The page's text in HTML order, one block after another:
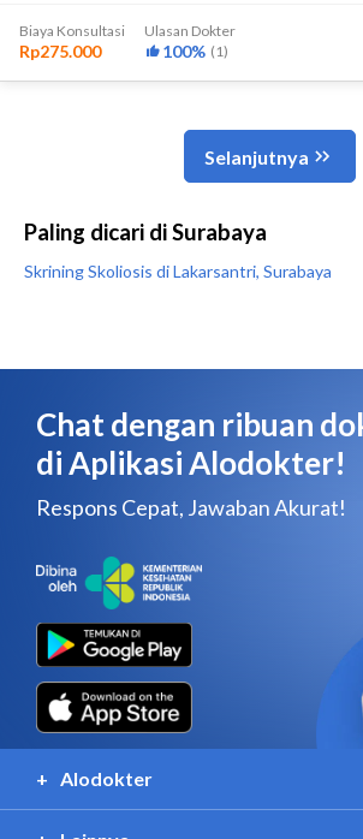
Paling dicari di Surabaya
Skrining Skoliosis di Lakarsantri, Surabaya